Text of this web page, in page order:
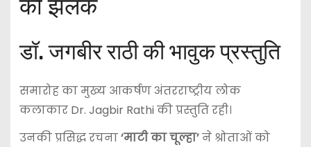
की झलक
डॉ. जगबीर राठी की भावुक प्रस्तुति
समारोह का मुख्य आकर्षण अंतरराष्ट्रीय लोक
कलाकार Dr. Jagbir Rathiकी प्रस्तुति रही।
उनकी प्रसिद्ध रचना‘माटी का चूल्हा’ने श्रोताओं को